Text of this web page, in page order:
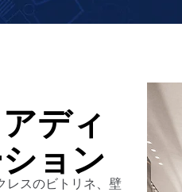
ディ
ョン
レスのビトリネ、壁